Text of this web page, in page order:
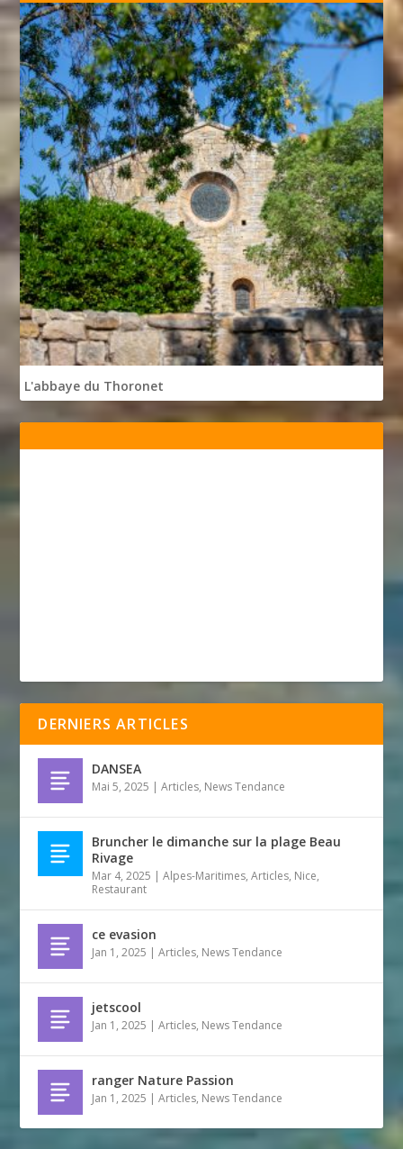
L'abbaye du Thoronet
DERNIERS ARTICLES
DANSEA
Mai 5, 2025 |Articles, News Tendance
Bruncher le dimanche sur la plage Beau
Rivage
Mar 4, 2025 |Alpes-Maritimes,Articles, Nice,
Restaurant
ce evasion
Jan 1, 2025 |Articles, News Tendance
jetscool
Jan 1, 2025 |Articles, News Tendance
ranger Nature Passion
Jan 1, 2025 |Articles, News Tendance